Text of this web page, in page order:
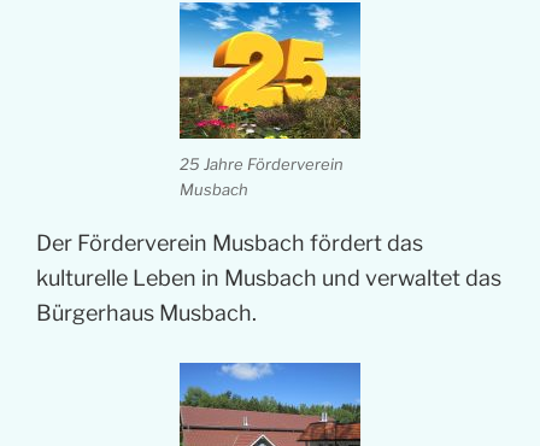
25 Jahre Förderverein
Musbach
Der Förderverein Musbach fördert das
kulturelle Leben in Musbach und verwaltet das
Bürgerhaus Musbach.